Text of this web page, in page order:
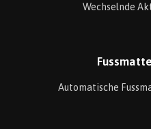
Wechselnde
Automatische